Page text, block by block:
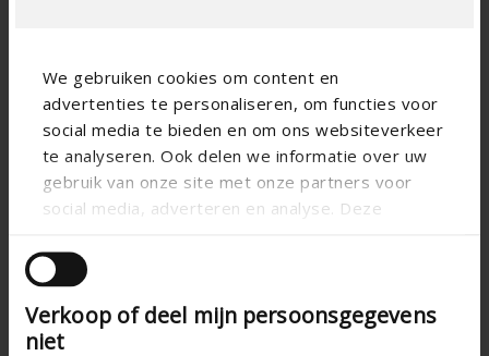
We gebruiken cookies om content en
advertenties te personaliseren, om functies voor
social media te bieden en om ons websiteverkeer
te analyseren. Ook delen we informatie over uw
gebruik van onze site met onze partners voor
social media, adverteren en analyse. Deze
andere informatie die u aan ze heeft verstrekt of
die ze hebben verzameld op basis van uw gebruik
van hun services.
Verkoop of deel mijn persoonsgegevens
niet
Specificaties op basis van uw berekening
Gaastype